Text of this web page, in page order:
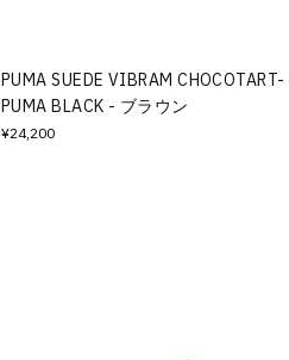
PUMA SUEDE VIBRAM CHOCOTART-
PUMA BLACK - ブラウン
¥24,200